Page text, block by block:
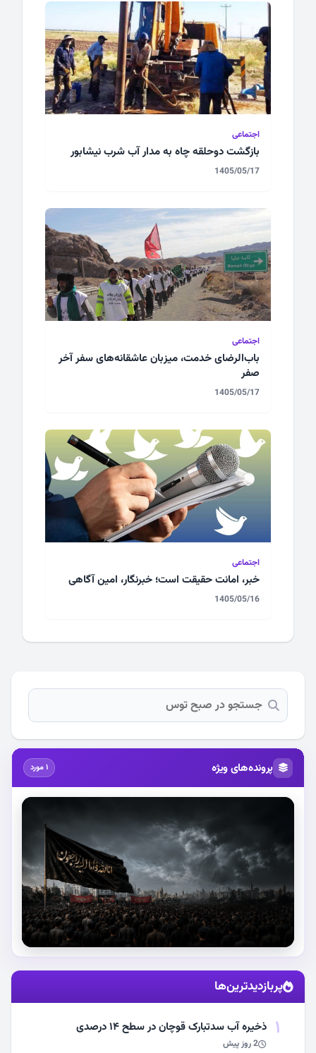
اجتماعی
بازگشت دوحلقه چاه به مدار آب شرب نیشابور
1405/05/17
اجتماعی
باب‌الرضای خدمت، میزبان عاشقانه‌های سفر آخر
صفر
1405/05/17
اجتماعی
خبر، امانت حقیقت است؛ خبرنگار، امین آگاهی
1405/05/16
پرونده‌های ویژه 1 مورد
استقبال از آقای شهید ایران
مشاهده اخبار
پربازدیدترین‌ها
1 ذخیره آب سدتبارک قوچان در سطح ۱۴ درصدی
2 روز پیش